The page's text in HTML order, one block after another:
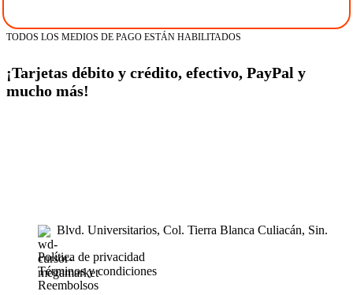
TODOS LOS MEDIOS DE PAGO ESTÁN HABILITADOS
¡Tarjetas débito y crédito, efectivo, PayPal y
mucho más!
Blvd. Universitarios, Col. Tierra Blanca Culiacán, Sin.
Política de privacidad
Términos y condiciones
Reembolsos